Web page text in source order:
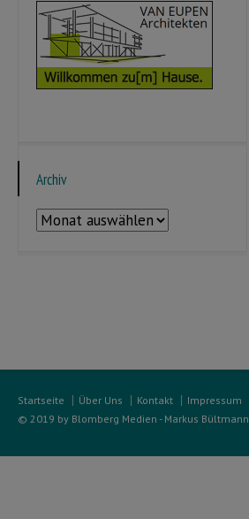
Archiv
Archiv
Startseite Über Uns Kontakt Impressum
© 2019 by Blomberg Medien - Markus Bültmann